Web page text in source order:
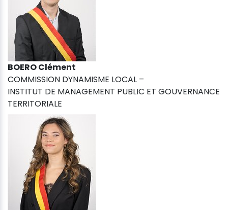
BOERO Clément
COMMISSION DYNAMISME LOCAL –
INSTITUT DE MANAGEMENT PUBLIC ET GOUVERNANCE
TERRITORIALE